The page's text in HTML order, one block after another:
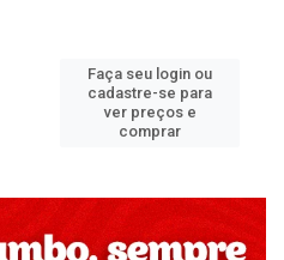
Faça seu login ou
cadastre-se para
ver preços e
comprar